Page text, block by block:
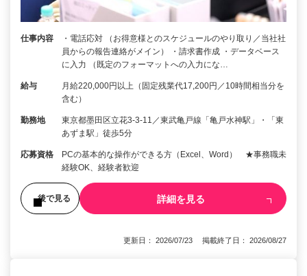
仕事内容
・電話応対 （お得意様とのスケジュールのやり取り／当社社
員からの報告連絡がメイン） ・請求書作成 ・データベース
に入力 （既定のフォーマットへの入力にな…
給与
月給220,000円以上（固定残業代17,200円／10時間相当分を
含む）
勤務地
東京都墨田区立花3-3-11／東武亀戸線「亀戸水神駅」・「東
あずま駅」徒歩5分
応募資格
PCの基本的な操作ができる方（Excel、Word） ★事務職未
経験OK、経験者歓迎
後で見る 詳細を見る
更新日： 2026/07/23 掲載終了日： 2026/08/27